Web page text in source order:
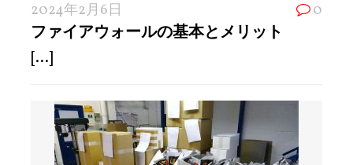
2024年2月6日 0
ファイアウォールの基本とメリット
[...]